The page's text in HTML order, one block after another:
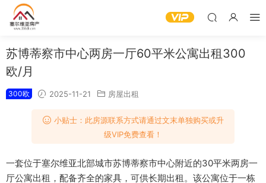
苏博蒂察市中心两房一厅60平米公寓出租300
欧/月
300欧 2025-11-21 房屋出租
小贴士：此房源联系方式请通过文末单独购买或升
级VIP免费查看！
一套位于塞尔维亚北部城市苏博蒂察市中心附近的30平米两房一
厅公寓出租，配备齐全的家具，可供长期出租。该公寓位于一栋